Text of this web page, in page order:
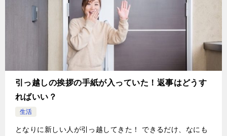
引っ越しの挨拶の手紙が入っていた！返事はどうす
ればいい？
生活
となりに新しい人が引っ越してきた！ できるだけ、なにも